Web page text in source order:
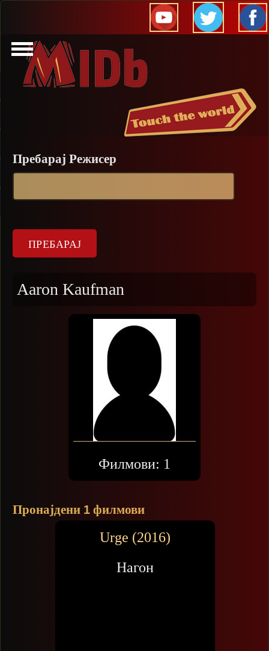
Прескокни
Пребарај Режисер
Aaron Kaufman
Филмови: 1
Пронајдени 1 филмови
Urge (2016)
Нагон